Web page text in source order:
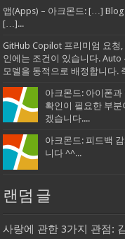
앱(Apps) – 아크몬드: […]
[…]...
GitHub Copilot 프리미엄 요
인에는 조건이 있습니다.
모델을 동적으로 배정합니다.
아크몬드: 아이폰
확인이 필요한 부
겠습니다....
아크몬드: 피드백
니다 ^^...
랜덤 글
사랑에 관한 3가지 관점: